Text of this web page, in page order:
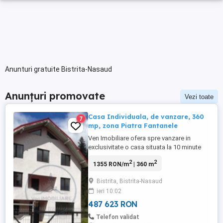
Anunturi gratuite Bistrita-Nasaud
Anunțuri promovate Vezi toate
7
Casa Individuala, de vanzare, 360
mp, zona Piatra Fantanele
Ven Imobiliare ofera spre vanzare in
exclusivitate o casa situata la 10 minute
din BCA,acoperita cu tabla,compusa din 4
balcoane,suprafata utila fiind de 360mp
,terenul aferent este de 1000mp,racordata
la apa,electricitate,casa ...
1355 RON/m2| 360 m2
Bistrita, Bistrita-Nasaud
ieri 10:02
487 623 RON
Telefon validat